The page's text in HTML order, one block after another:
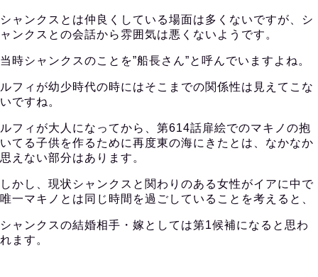
シャンクスとは仲良くしている場面は多くないですが、シ
ャンクスとの会話から雰囲気は悪くないようです。
当時シャンクスのことを”船長さん”と呼んでいますよね。
ルフィが幼少時代の時にはそこまでの関係性は見えてこな
いですね。
ルフィが大人になってから、第614話扉絵でのマキノの抱
いてる子供を作るために再度東の海にきたとは、なかなか
思えない部分はあります。
しかし、現状シャンクスと関わりのある女性がイアに中で
唯一マキノとは同じ時間を過ごしていることを考えると、
シャンクスの結婚相手・嫁としては第1候補になると思わ
れます。